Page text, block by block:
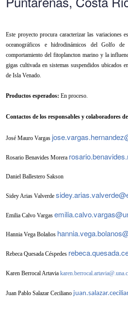
Este proyecto procura caracterizar las variaciones
oceanográficos e hidrodinámicos del Golfo
comportamiento del fitoplancton marino y la
gigas cultivada en sistemas suspendidos ubicados
de Isla Venado.
Productos esperados: En proceso.
Contactos de los responsables y colaboradores
José Mauro Vargas
Rosario Benavides Morera
Daniel Ballestero Sakson
Sidey Arias Valverde
Emilia Calvo Vargas
Hannia Vega Bolaños
Rebeca Quesada Céspedes
Karen Berrocal Artavia
Juan Pablo Salazar Ceciliano